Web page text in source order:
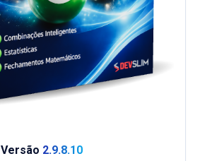
Versão 2.9.8.10